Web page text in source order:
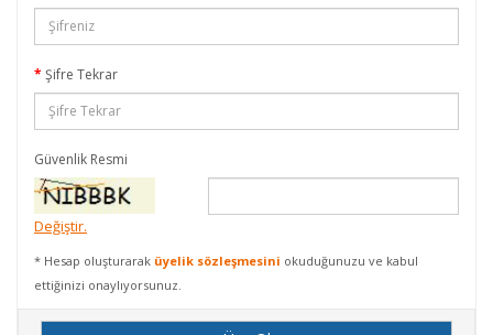
Şifre Tekrar
Güvenlik Resmi
Değiştir.
* Hesap oluşturarak üyelik sözleşmesini okuduğunuzu ve kabul
ettiğinizi onaylıyorsunuz.